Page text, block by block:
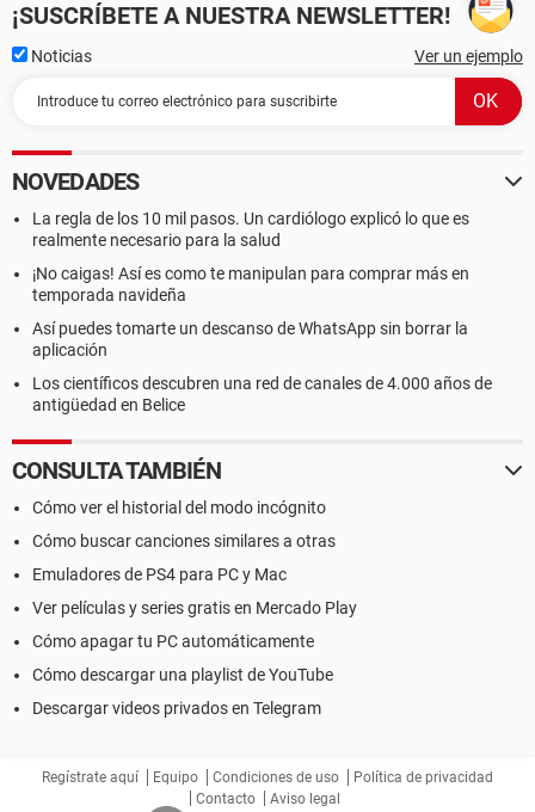
¡SUSCRÍBETE A NUESTRA NEWSLETTER!
Noticias Ver un ejemplo
NOVEDADES
La regla de los 10 mil pasos. Un cardiólogo explicó lo que es
realmente necesario para la salud
¡No caigas! Así es como te manipulan para comprar más en
temporada navideña
Así puedes tomarte un descanso de WhatsApp sin borrar la
aplicación
Los científicos descubren una red de canales de 4.000 años de
antigüedad en Belice
CONSULTA TAMBIÉN
Cómo ver el historial del modo incógnito
Cómo buscar canciones similares a otras
Emuladores de PS4 para PC y Mac
Ver películas y series gratis en Mercado Play
Cómo apagar tu PC automáticamente
Cómo descargar una playlist de YouTube
Descargar videos privados en Telegram
Regístrate aquí Equipo Condiciones de uso
Política de privacidad
Contacto
Aviso legal